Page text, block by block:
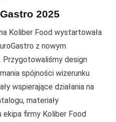
2025
Koliber Food wystartowała
z nowym
Przygotowaliśmy design
spójności wizerunku
wspierające działania na
materiały
firmy Koliber Food